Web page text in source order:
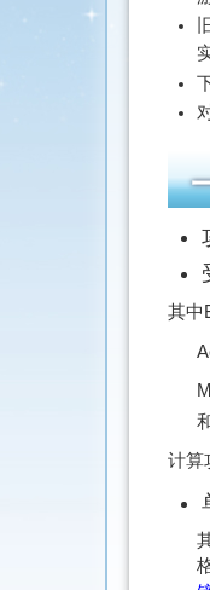
其中
计算